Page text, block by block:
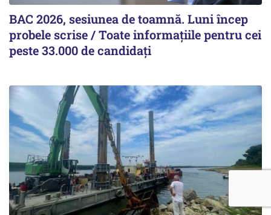
BAC 2026, sesiunea de toamnă. Luni încep
probele scrise / Toate informațiile pentru cei
peste 33.000 de candidați